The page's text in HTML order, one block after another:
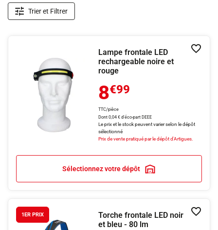
Trier et Filtrer
Lampe frontale LED
rechargeable noire et
rouge
8€99
TTC/pièce
Dont 0,04 € d'éco-part DEEE
Le prix et le stock peuvent varier selon le dépôt
sélectionné
Prix de vente pratiqué par le dépôt d'Artigues.
Sélectionnez votre dépôt
1ER PRIX
Torche frontale LED noir
et bleu - 80 lm